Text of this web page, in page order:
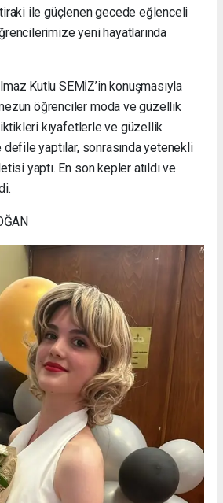
ile güçlenen gecede eğlenceli
yeni hayatlarında
Kutlu SEMİZ’in konuşmasıyla
öğrenciler moda ve güzellik
kıyafetlerle ve güzellik
defile yaptılar, sonrasında yetenekli
yaptı. En son kepler atıldı ve